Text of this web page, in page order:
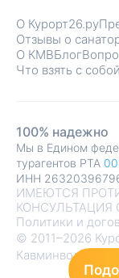
О Курорт26.ру
Отзывы о
О КМВБлог
Что взять с
ИМЕЮТСЯ
КОНСУЛЬТАЦИЯ
Политики и
© 2011–2026
Кавминвод
100% надежно
Мы в Едином
турагентов РТА
ИНН